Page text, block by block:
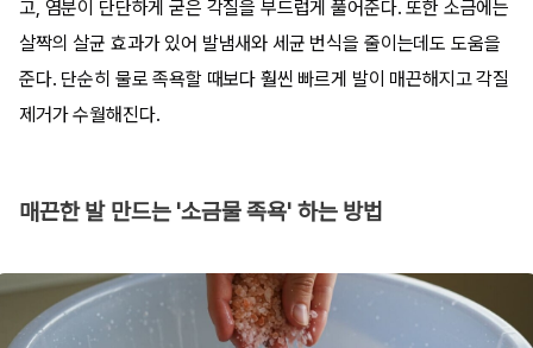
고, 염분이 단단하게 굳은 각질을 부드럽게 풀어준다. 또한 소금에는
살짝의 살균 효과가 있어 발냄새와 세균 번식을 줄이는데도 도움을
준다. 단순히 물로 족욕할 때보다 훨씬 빠르게 발이 매끈해지고 각질
제거가 수월해진다.
매끈한 발 만드는 '소금물 족욕' 하는 방법